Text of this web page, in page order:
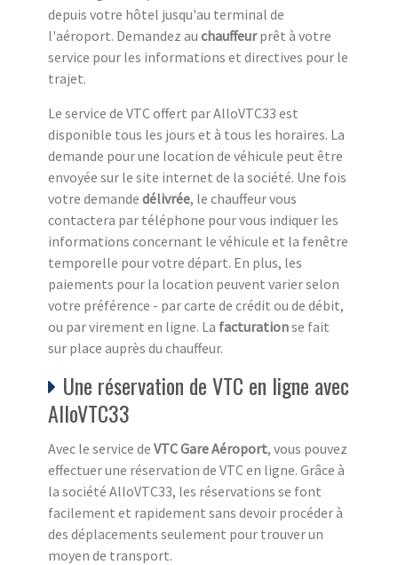
depuis votre hôtel jusqu'au terminal de
l'aéroport. Demandez au chauffeurprêt à votre
service pour les informations et directives pour le
trajet.
Le service de VTC offert par AlloVTC33 est
disponible tous les jours et à tous les horaires. La
demande pour une location de véhicule peut être
envoyée sur le site internet de la société. Une fois
votre demande délivrée, le chauffeur vous
contactera par téléphone pour vous indiquer les
informations concernant le véhicule et la fenêtre
temporelle pour votre départ. En plus, les
paiements pour la location peuvent varier selon
votre préférence - par carte de crédit ou de débit,
ou par virement en ligne. La facturationse fait
sur place auprès du chauffeur.
Une réservation de VTC en ligne avec
AlloVTC33
Avec le service de VTC Gare Aéroport, vous pouvez
effectuer une réservation de VTC en ligne. Grâce à
la société AlloVTC33, les réservations se font
facilement et rapidement sans devoir procéder à
des déplacements seulement pour trouver un
moyen de transport.